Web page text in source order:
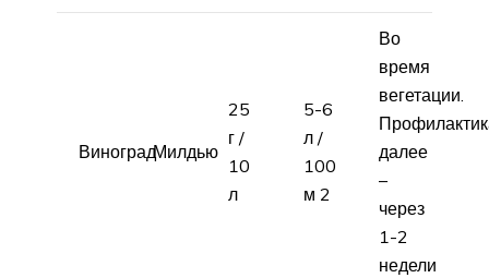
ВиноградМилдью
25
г /
10
л
5-6
л /
100
м 2
Во
время
вегетации.
далее
–
через
1-2
недели